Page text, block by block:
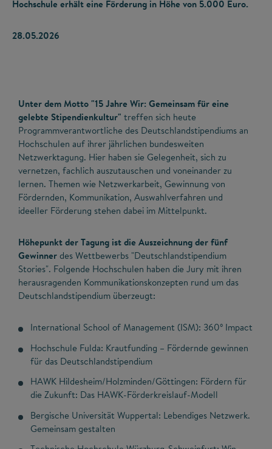
Hochschule erhält eine Förderung in Höhe von 5.000 Euro.
28.05.2026
Unter dem Motto "15 Jahre Wir: Gemeinsam für eine
gelebte Stipendienkultur" treffen sich heute
Programmverantwortliche des Deutschlandstipendiums an
Hochschulen auf ihrer jährlichen bundesweiten
Netzwerktagung. Hier haben sie Gelegenheit, sich zu
vernetzen, fachlich auszutauschen und voneinander zu
lernen. Themen wie Netzwerkarbeit, Gewinnung von
Fördernden, Kommunikation, Auswahlverfahren und
ideeller Förderung stehen dabei im Mittelpunkt.
Höhepunkt der Tagung ist die Auszeichnung der fünf
Gewinnerdes Wettbewerbs "Deutschlandstipendium
Stories". Folgende Hochschulen haben die Jury mit ihren
herausragenden Kommunikationskonzepten rund um das
Deutschlandstipendium überzeugt:
International School of Management (ISM): 360° Impact
Hochschule Fulda: Krautfunding – Fördernde gewinnen
für das Deutschlandstipendium
HAWK Hildesheim/Holzminden/Göttingen: Fördern für
die Zukunft: Das HAWK-Förderkreislauf-Modell
Bergische Universität Wuppertal: Lebendiges Netzwerk.
Gemeinsam gestalten